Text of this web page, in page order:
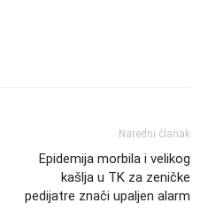
Naredni članak
Epidemija morbila i velikog
kašlja u TK za zeničke
pedijatre znači upaljen alarm